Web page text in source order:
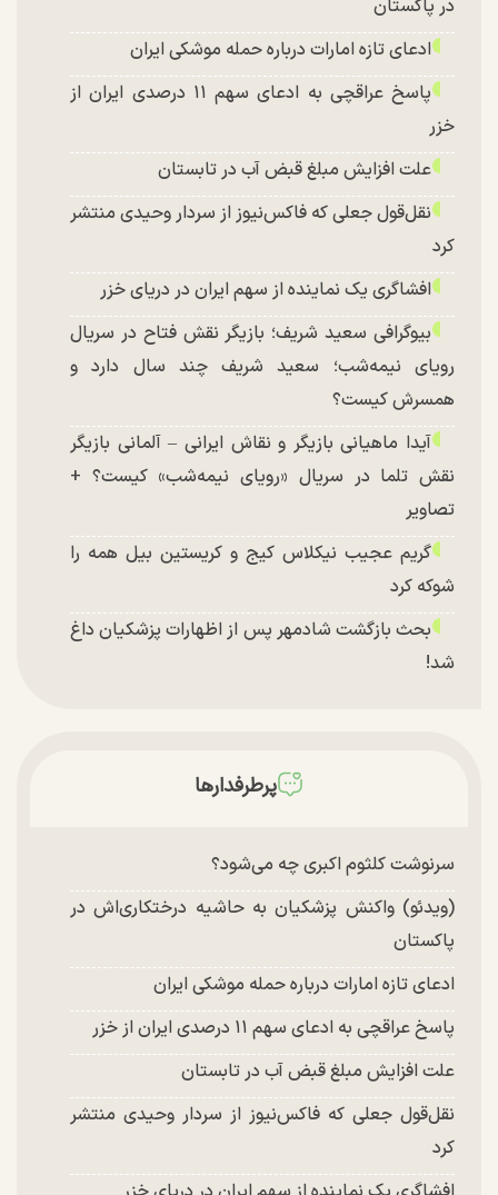
در پاکستان
ادعای تازه امارات درباره حمله موشکی ایران
پاسخ عراقچی به ادعای سهم ۱۱ درصدی ایران از
خزر
علت افزایش مبلغ قبض آب در تابستان
نقل‌قول جعلی که فاکس‌نیوز از سردار وحیدی منتشر
کرد
افشاگری یک نماینده از سهم ایران در دریای خزر
بیوگرافی سعید شریف؛ بازیگر نقش فتاح در سریال
رویای نیمه‌شب؛ سعید شریف چند سال دارد و
همسرش کیست؟
آیدا ماهیانی بازیگر و نقاش ایرانی – آلمانی بازیگر
نقش تلما در سریال «رویای نیمه‌شب» کیست؟ +
تصاویر
گریم عجیب نیکلاس کیج و کریستین بیل همه را
شوکه کرد
بحث بازگشت شادمهر پس از اظهارات پزشکیان داغ
شد!
توافق با آمریکا در انتظار تایید نهایی شعام؟
شد
پرطرفدارها
سرنوشت کلثوم اکبری چه می‌شود؟
(ویدئو) واکنش پزشکیان به حاشیه درختکاری‌اش در
پاکستان
ادعای تازه امارات درباره حمله موشکی ایران
پاسخ عراقچی به ادعای سهم ۱۱ درصدی ایران از خزر
علت افزایش مبلغ قبض آب در تابستان
نقل‌قول جعلی که فاکس‌نیوز از سردار وحیدی منتشر
کرد